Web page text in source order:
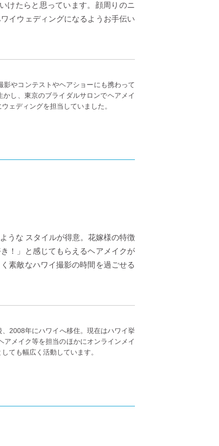
けたらと思っています。顔周りのニ
イウェディングになるようお手伝い
やコンテストやヘアショーにも携わって
し、東京のブライダルサロンでヘアメイ
ェディングを担当していました。
うな スタイルが得意。花嫁様の特徴
！」と感じてもらえるヘアメイクが
素敵なハワイ撮影の時間を過ごせる
2008年にハワイへ移住。現在はハワイ挙
メイク等を担当のほかにオンラインメイ
ても幅広く活動しています。